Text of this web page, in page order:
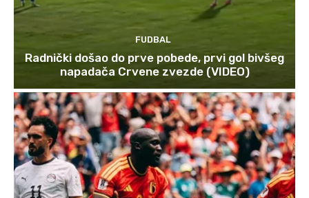
FUDBAL
Radnički došao do prve pobede, prvi gol bivšeg
napadača Crvene zvezde (VIDEO)